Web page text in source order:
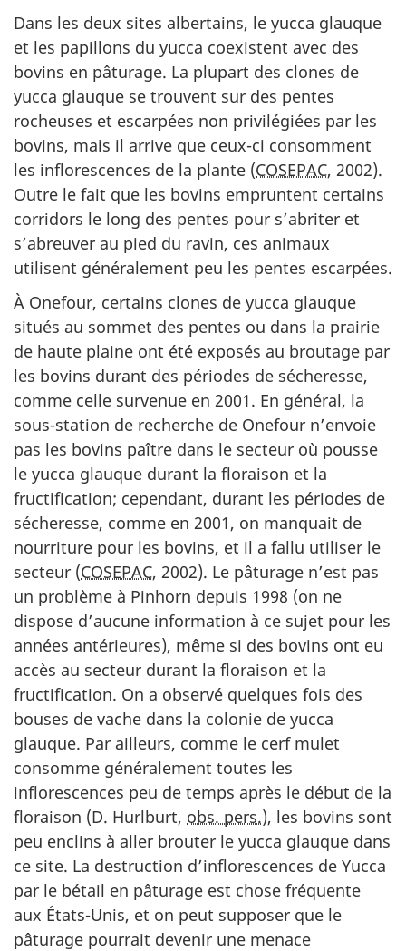
Dans les deux sites albertains, le yucca glauque
et les papillons du yucca coexistent avec des
bovins en pâturage. La plupart des clones de
yucca glauque se trouvent sur des pentes
rocheuses et escarpées non privilégiées par les
bovins, mais il arrive que ceux-ci consomment
les inflorescences de la plante (COSEPAC, 2002).
Outre le fait que les bovins empruntent certains
corridors le long des pentes pour s’abriter et
s’abreuver au pied du ravin, ces animaux
utilisent généralement peu les pentes escarpées.
À Onefour, certains clones de yucca glauque
situés au sommet des pentes ou dans la prairie
de haute plaine ont été exposés au broutage par
les bovins durant des périodes de sécheresse,
comme celle survenue en 2001. En général, la
sous-station de recherche de Onefour n’envoie
pas les bovins paître dans le secteur où pousse
le yucca glauque durant la floraison et la
fructification; cependant, durant les périodes de
sécheresse, comme en 2001, on manquait de
nourriture pour les bovins, et il a fallu utiliser le
secteur (COSEPAC, 2002). Le pâturage n’est pas
un problème à Pinhorn depuis 1998 (on ne
dispose d’aucune information à ce sujet pour les
années antérieures), même si des bovins ont eu
accès au secteur durant la floraison et la
fructification. On a observé quelques fois des
bouses de vache dans la colonie de yucca
glauque. Par ailleurs, comme le cerf mulet
consomme généralement toutes les
inflorescences peu de temps après le début de la
floraison (D. Hurlburt, obs. pers.), les bovins sont
peu enclins à aller brouter le yucca glauque dans
ce site. La destruction d’inflorescences de Yucca
par le bétail en pâturage est chose fréquente
aux États-Unis, et on peut supposer que le
pâturage pourrait devenir une menace